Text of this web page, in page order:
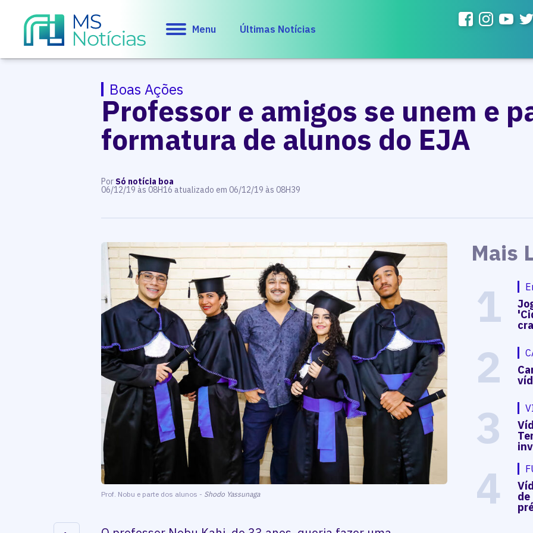
Menu Últimas Notícias
Boas Ações
Professor e amigos se unem e
formatura de alunos do EJA
Por Só notícia boa
06/12/19 às 08H16 atualizado em 06/12/19 às 08H39
Prof. Nobu e parte dos alunos - Shodo Yassunaga
Mais
1
2
3
4 de